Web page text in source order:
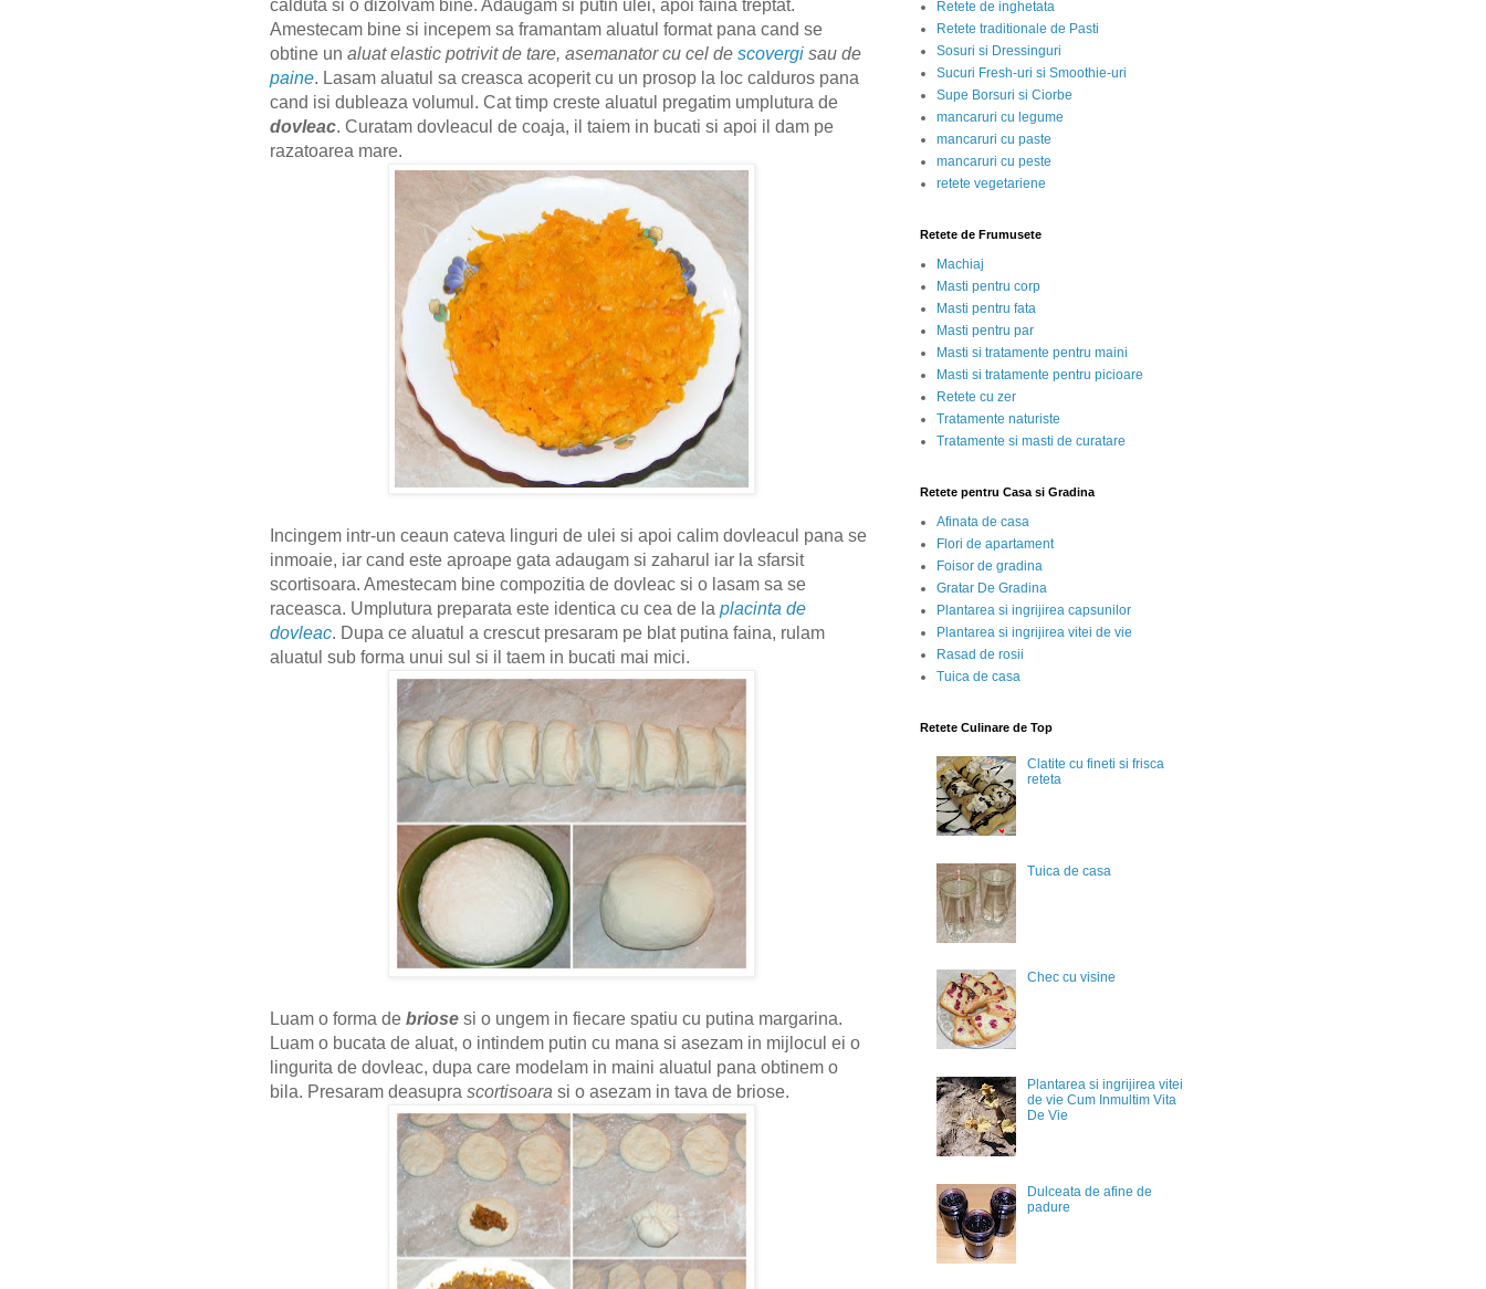
calduta si o dizolvam bine. Adaugam si putin ulei, apoi faina treptat.
Amestecam bine si incepem sa framantam aluatul format pana cand se
obtine un aluat elastic potrivit de tare, asemanator cu cel de scovergi sau de
paine. Lasam aluatul sa creasca acoperit cu un prosop la loc calduros pana
cand isi dubleaza volumul. Cat timp creste aluatul pregatim umplutura de
dovleac. Curatam dovleacul de coaja, il taiem in bucati si apoi il dam pe
razatoarea mare.
Incingem intr-un ceaun cateva linguri de ulei si apoi calim dovleacul pana se
inmoaie, iar cand este aproape gata adaugam si zaharul iar la sfarsit
scortisoara. Amestecam bine compozitia de dovleac si o lasam sa se
raceasca. Umplutura preparata este identica cu cea de la placinta de
dovleac. Dupa ce aluatul a crescut presaram pe blat putina faina, rulam
aluatul sub forma unui sul si il taem in bucati mai mici.
Luam o forma de briose si o ungem in fiecare spatiu cu putina margarina.
Luam o bucata de aluat, o intindem putin cu mana si asezam in mijlocul ei o
lingurita de dovleac, dupa care modelam in maini aluatul pana obtinem o
bila. Presaram deasupra scortisoara si o asezam in tava de briose.
Retete de inghetata
Retete traditionale de Pasti
Sosuri si Dressinguri
Sucuri Fresh-uri si Smoothie-uri
Supe Borsuri si Ciorbe
mancaruri cu legume
mancaruri cu paste
mancaruri cu peste
retete vegetariene
Retete de Frumusete
Machiaj
Masti pentru corp
Masti pentru fata
Masti pentru par
Masti si tratamente pentru maini
Masti si tratamente pentru picioare
Retete cu zer
Tratamente naturiste
Tratamente si masti de curatare
Retete pentru Casa si Gradina
Afinata de casa
Flori de apartament
Foisor de gradina
Gratar De Gradina
Plantarea si ingrijirea capsunilor
Plantarea si ingrijirea vitei de vie
Rasad de rosii
Tuica de casa
Retete Culinare de Top
Clatite cu fineti si frisca
reteta
Tuica de casa
Chec cu visine
Plantarea si ingrijirea vitei
de vie Cum Inmultim Vita
De Vie
Dulceata de afine de
padure